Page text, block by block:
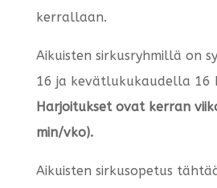
kerrallaan.
Aikuisten sirkusryhmillä on
16 ja kevätlukukaudella 16
Harjoitukset ovat kerran
min/vko).
Aikuisten sirkusopetus